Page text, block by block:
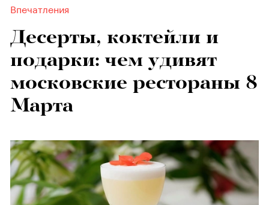
Впечатления
Десерты, коктейли и
подарки: чем удивят
московские рестораны 8
Марта